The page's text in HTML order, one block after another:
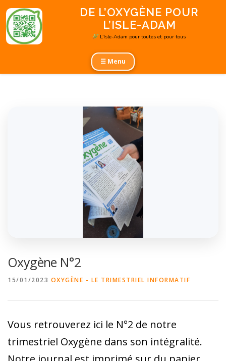
au
contenu
DE L’OXYGÈNE POUR
L’ISLE-ADAM
L’Isle-Adam pour toutes et pour tous
☰ Menu
Oxygène N°2
15/01/2023 OXYGÈNE - LE TRIMESTRIEL INFORMATIF
Vous retrouverez ici le N°2 de notre
trimestriel Oxygène dans son intégralité.